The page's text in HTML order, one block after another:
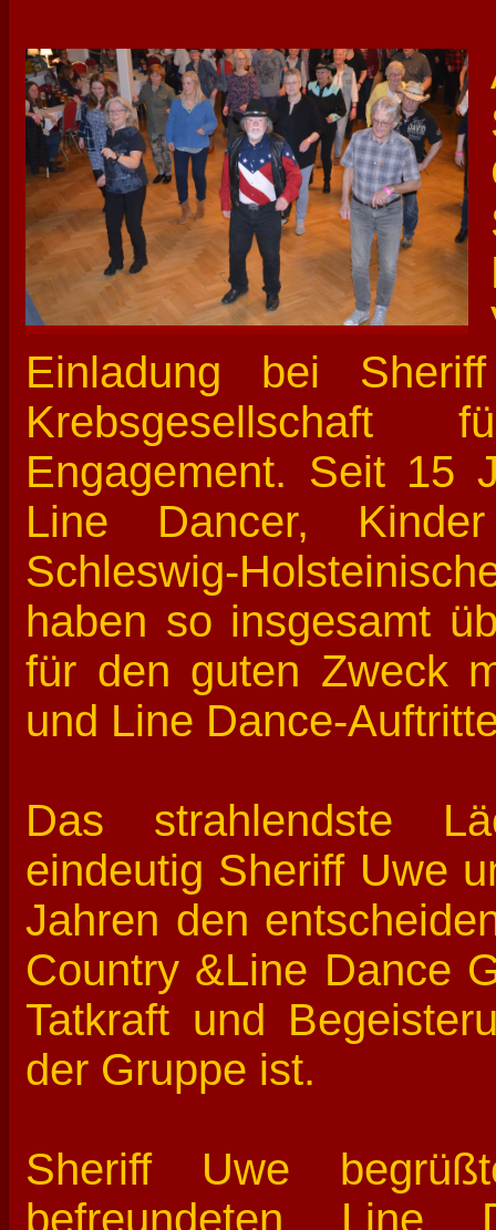
Einladung bei
Krebsgesellschaft
Engagement. Seit 15
Line Dancer,
Schleswig-
haben so insgesamt
für den guten Zweck
und Line Dance-
Das strahlendste
eindeutig Sheriff Uwe
Jahren den
Country &Line Dance
Tatkraft und
der Gruppe ist.
Sheriff Uwe
befreundeten Line